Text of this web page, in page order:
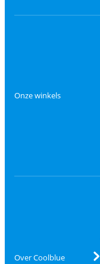
Onze winkels
Over Coolblue